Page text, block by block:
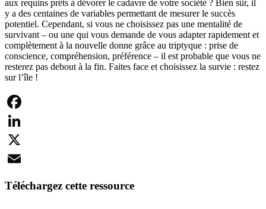
aux requins prêts à dévorer le cadavre de votre société ? Bien sûr, il
y a des centaines de variables permettant de mesurer le succès
potentiel. Cependant, si vous ne choisissez pas une mentalité de
survivant – ou une qui vous demande de vous adapter rapidement et
complètement à la nouvelle donne grâce au triptyque : prise de
conscience, compréhension, préférence – il est probable que vous ne
resterez pas debout à la fin. Faites face et choisissez la survie : restez
sur l’île !
Facebook
LinkedIn
X
Téléchargez cette ressource